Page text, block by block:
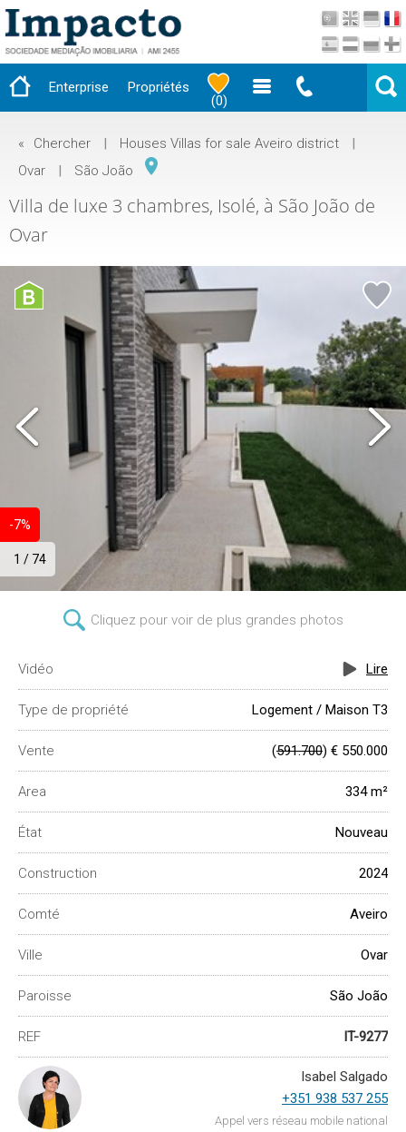
Enterprise
Propriétés
(0)
« Chercher | Houses Villas for sale Aveiro district
|
Ovar
| São João
Villa de luxe 3 chambres, Isolé, à São João de
Ovar
1 / 74
-7%
Cliquez pour voir de plus grandes photos
Vidéo Lire
Type de propriété Logement / Maison T3
Vente (591.700) € 550.000
Area 334 m²
État Nouveau
Construction 2024
Comté Aveiro
Ville Ovar
Paroisse São João
REF IT-9277
Isabel Salgado
+351 938 537 255
Appel vers réseau mobile national